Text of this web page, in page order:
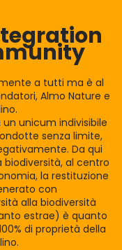
a tutti ma è al
Almo Nature e
unicum indivisibile
senza limite,
Da qui
al centro
la restituzione
con
alla biodiversità
estrae) è quanto
di proprietà della